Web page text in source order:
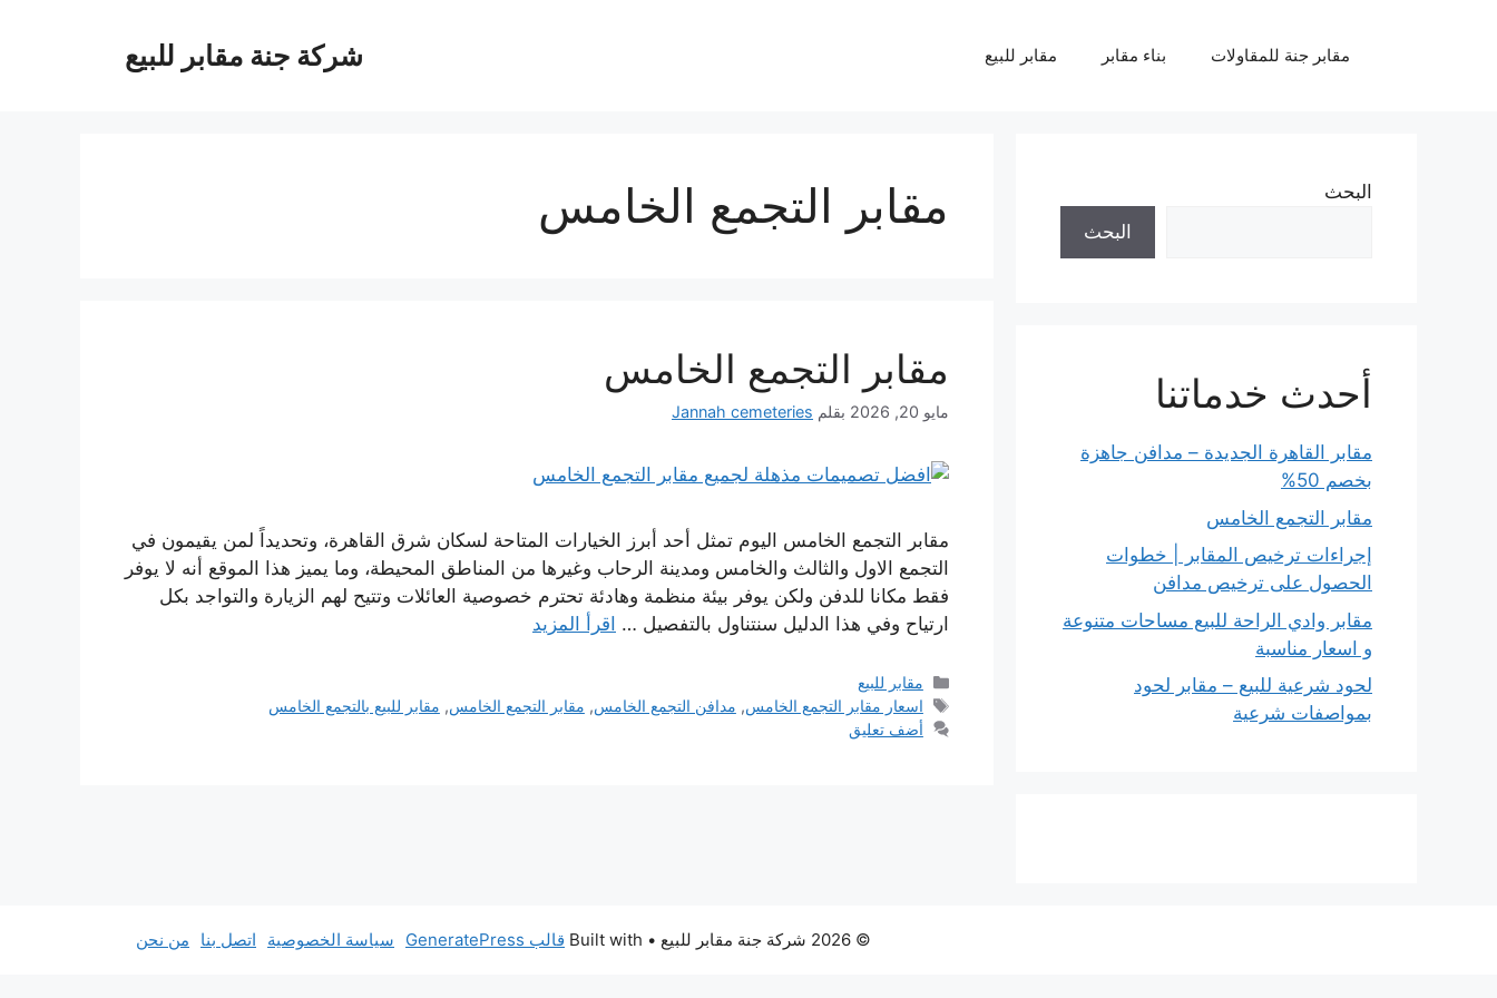
شركة جنة مقابر للبيع مقابر جنة للمقاولات بناء مقابر مقابر للبيع
مقابر التجمع الخامس
مقابر التجمع الخامس
مايو 20, 2026 بقلم Jannah cemeteries
مقابر التجمع الخامس اليوم تمثل أحد أبرز الخيارات المتاحة لسكان شرق القاهرة، وتحديداً لمن يقيمون في
التجمع الاول والثالث والخامس ومدينة الرحاب وغيرها من المناطق المحيطة، وما يميز هذا الموقع أنه لا يوفر
فقط مكانا للدفن ولكن يوفر بيئة منظمة وهادئة تحترم خصوصية العائلات وتتيح لهم الزيارة والتواجد بكل
ارتياح وفي هذا الدليل سنتناول بالتفصيل … اقرأ المزيد
التصنيفات
مقابر للبيع
الوسوم
اسعار مقابر التجمع الخامس, مدافن التجمع الخامس, مقابر التجمع الخامس, مقابر للبيع بالتجمع الخامس
أضف تعليق
البحث
البحث
أحدث خدماتنا
مقابر القاهرة الجديدة – مدافن جاهزة
بخصم 50%
مقابر التجمع الخامس
إجراءات ترخيص المقابر | خطوات
الحصول على ترخيص مدافن
مقابر وادي الراحة للبيع مساحات متنوعة
و اسعار مناسبة
لحود شرعية للبيع – مقابر لحود
بمواصفات شرعية
سياسة الخصوصية اتصل بنا من نحن © 2026 شركة جنة مقابر للبيع • Built with قالب GeneratePress